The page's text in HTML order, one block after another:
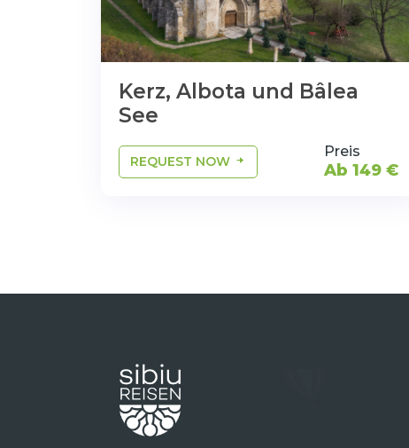
Kerz, Albota und Bâlea
See
REQUEST NOW
Preis
Ab 149 €